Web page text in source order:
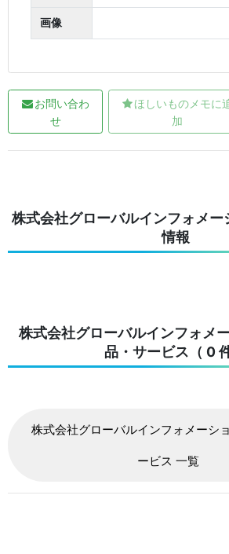
画像
お問い合わ
せ
ほしいものメモに
加
株式会社グローバルインフォメー
情報
株式会社グローバルインフォメ
品・サービス（ 0 件
株式会社グローバルインフォメーシ
ービス 一覧